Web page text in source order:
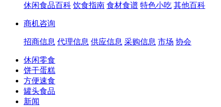
休闲食品百科 饮食指南 食材食谱 特色小吃 其他百科
商机咨询
招商信息 代理信息 供应信息 采购信息 市场 协会
休闲零食
饼干蛋糕
方便速食
罐头食品
新闻